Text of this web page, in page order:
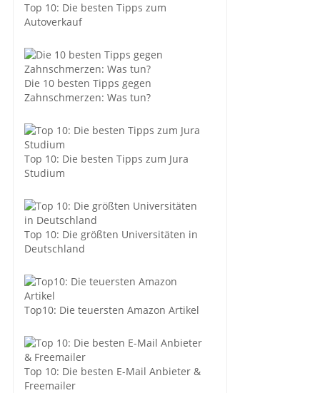
Top 10: Die besten Tipps zum
Autoverkauf
Die 10 besten Tipps gegen
Zahnschmerzen: Was tun?
Top 10: Die besten Tipps zum Jura
Studium
Top 10: Die größten Universitäten in
Deutschland
Top10: Die teuersten Amazon Artikel
Top 10: Die besten E-Mail Anbieter &
Freemailer